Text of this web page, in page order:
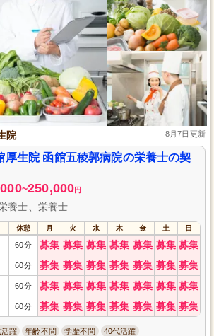
院 8月7日更新
厚生院 函館五稜郭病院の栄養士の契
~250,000円
養士、栄養士
休憩 月 火 水 木 金 土 日
60分 募集 募集 募集 募集 募集 募集 募集
60分 募集 募集 募集 募集 募集 募集 募集
60分 募集 募集 募集 募集 募集 募集 募集
60分 募集 募集 募集 募集 募集 募集 募集
躍 年齢不問 学歴不問 40代活躍